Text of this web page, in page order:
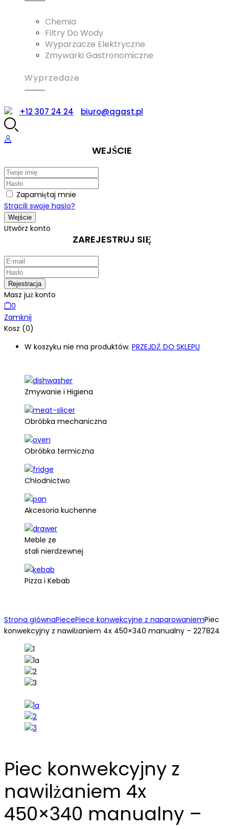
Chemia
Filtry Do Wody
Wyparzacze Elektryczne
Zmywarki Gastronomiczne
Wyprzedaże
+12 307 24 24 biuro@qgast.pl
WEJŚCIE
Zapamiętaj mnie
Stracili swoje hasło?
Utwórz konto
ZAREJESTRUJ SIĘ
Masz już konto
0
Zamknij
Kosz (0)
W koszyku nie ma produktów. PRZEJDŹ DO SKLEPU
Zmywanie i Higiena
Obróbka mechaniczna
Obróbka termiczna
Chłodnictwo
Akcesoria kuchenne
Meble ze
stali nierdzewnej
Pizza i Kebab
Strona głównaPiecePiece konwekcyjne z naparowaniemPiec
konwekcyjny z nawilżaniem 4x 450×340 manualny – 227824
Piec konwekcyjny z
nawilżaniem 4x
450×340 manualny –